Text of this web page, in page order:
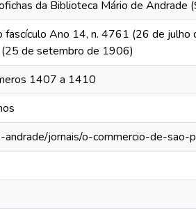
da Biblioteca Mário de Andrade
fascículo Ano 14, n. 4761 (26 de julho
de setembro de 1906)
1407 a 1410
jornais/o-commercio-de-